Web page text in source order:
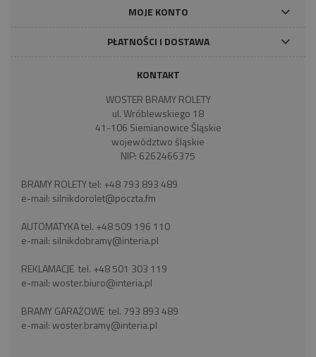
MOJE KONTO
PŁATNOŚCI I DOSTAWA
KONTAKT
WOSTER BRAMY ROLETY
ul. Wróblewskiego 18
41-106 Siemianowice Śląskie
województwo śląskie
NIP: 6262466375
BRAMY ROLETY tel: +48 793 893 489
e-mail: silnikdorolet@poczta.fm
AUTOMATYKA tel. +48 509 196 110
e-mail: silnikdobramy@interia.pl
REKLAMACJE tel. +48 501 303 119
e-mail:woster.biuro@interia.pl
BRAMY GARAŻOWE tel. 793 893 489
e-mail:woster.bramy@interia.pl